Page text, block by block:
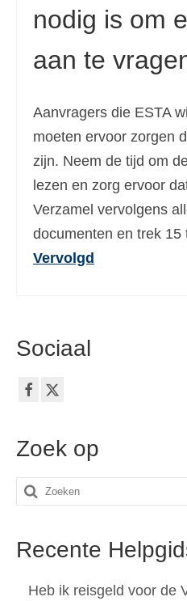
Français(Frans )
Deutsch(Duits)
Magyar (
Italiano (Italiaans)
日本語 Japans )
한국어
Português
Español
nodig is om
aan te
Aanvragers die ESTA
moeten ervoor zorgen
zijn. Neem de tijd om
lezen en zorg ervoor
Verzamel vervolgens
documenten en trek
Vervolgd
Sociaal
Zoek op
Zoeken
Recente
Heb ik reisgeld voor de